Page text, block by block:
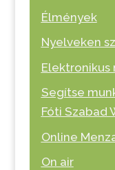
Élmények
Nyelveken
Elektronikus
Segítse
Fóti Szabad
Online
On air